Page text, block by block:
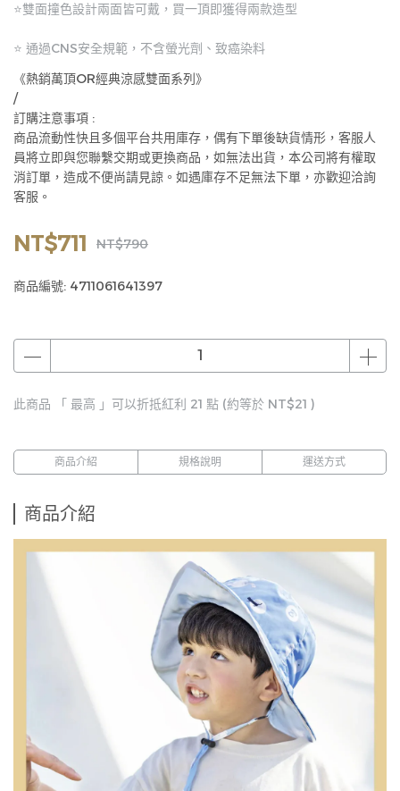
⭐雙面撞色設計兩面皆可戴，買一頂即獲得兩款造型
⭐ 通過CNS安全規範，不含螢光劑、致癌染料
《熱銷萬頂OR經典涼感雙面系列》
/
訂購注意事項 :
商品流動性快且多個平台共用庫存，偶有下單後缺貨情形，客服人
員將立即與您聯繫交期或更換商品，如無法出貨，本公司將有權取
消訂單，造成不便尚請見諒。如遇庫存不足無法下單，亦歡迎洽詢
客服。
NT$711 NT$790
商品編號: 4711061641397
此商品 「 最高 」可以折抵紅利 21 點 (約等於 NT$21 )
商品介紹 規格說明 運送方式
商品介紹